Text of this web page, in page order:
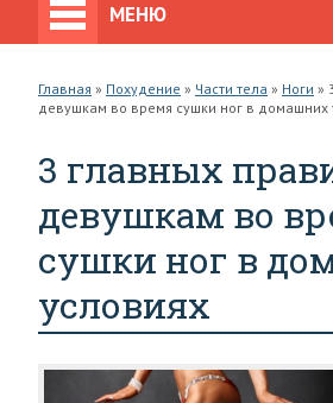
МЕНЮ
Главная » Похудение » Части тела » Ноги »
девушкам во время сушки ног в домашних
3 главных
девушкам во
сушки ног в
условиях